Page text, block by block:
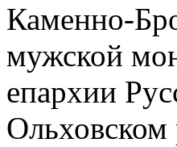
Каменно-
мужской
епархии
Ольховском